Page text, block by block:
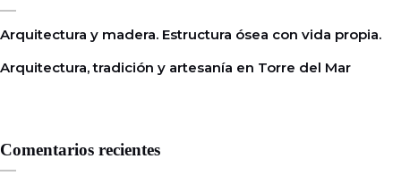
Arquitectura y madera. Estructura ósea con vida propia.
Arquitectura, tradición y artesanía en Torre del Mar
Comentarios recientes